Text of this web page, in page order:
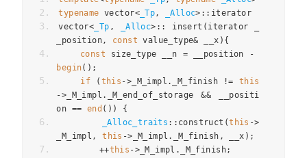
typename vector<_Tp, _Alloc>:: iterator
vector< _Tp , _Alloc>:: insert ( iterator _
_position, const value_type& __x ){
const size_type __n = __position
-
begin();
if
( this -> _M_impl . _M_finish !=
this
-> _M_impl . _M_end_of_storage && __positi
on == end ())
{
_Alloc_traits :: construct (this ->
_M_impl , this -> _M_impl . _M_finish , __x );
++this ->_M_impl . _M_finish;